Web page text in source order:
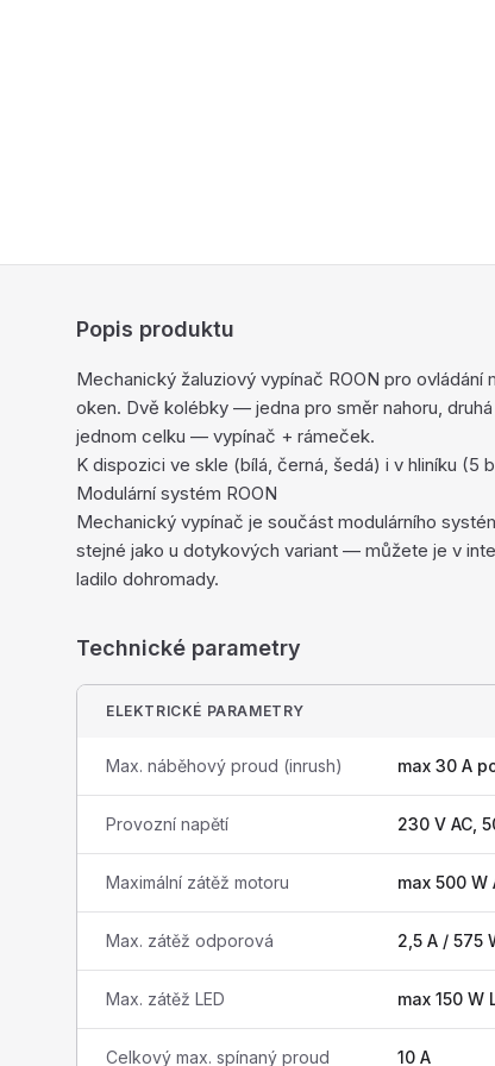
Popis produktu
Mechanický žaluziový vypínač ROON pro ovládání
oken. Dvě kolébky — jedna pro směr nahoru,
jednom celku — vypínač + rámeček.
K dispozici ve skle (bílá, černá, šedá) i v hliníku (5
Modulární systém ROON
Mechanický vypínač je součást modulárního
stejné jako u dotykových variant — můžete je v
ladilo dohromady.
Technické parametry
ELEKTRICKÉ PARAMETRY
Max. náběhový proud (inrush) max 30 A
Provozní napětí 230 V AC,
Maximální zátěž motoru max 500 W
Max. zátěž odporová 2,5 A / 575
Max. zátěž LED max 150 W
Celkový max. spínaný proud 10 A